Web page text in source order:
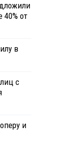
40% от
в
с
и